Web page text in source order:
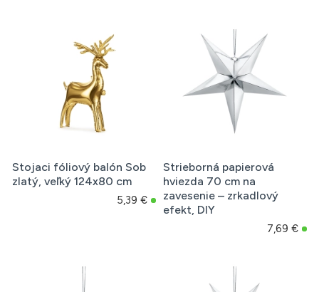
Stojaci fóliový balón Sob
zlatý, veľký 124x80 cm
5,39 €
Strieborná papierová
hviezda 70 cm na
zavesenie – zrkadlový
efekt, DIY
7,69 €